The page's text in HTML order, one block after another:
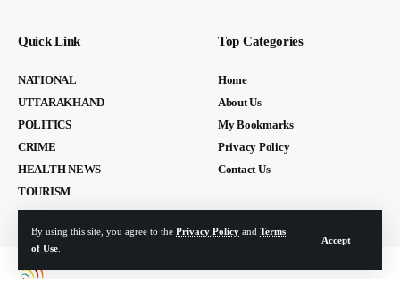
By using this site, you agree to the Privacy Policy and Terms
of Use
Accept
Quick Link
NATIONAL
UTTARAKHAND
POLITICS
CRIME
HEALTH NEWS
TOURISM
Top Categories
Home
About Us
My Bookmarks
Privacy Policy
Contact Us